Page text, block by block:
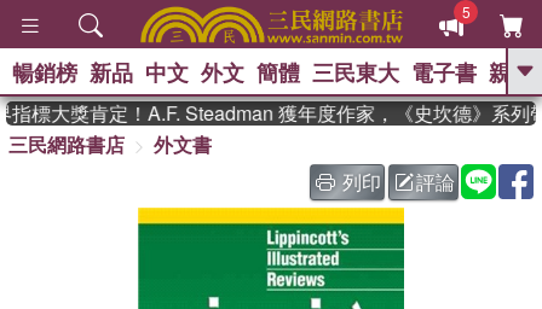
5
GO
、 如果歷史是一群喵 、 暑期
國際布克獎 臺灣漫遊錄 、 方
念華 、 台灣的李登輝時代
孩：黎曼猜想 、 偉大的迷走神經
暢銷榜 新品 中文 外文 簡體 三民東大 電子書 親子
標大獎肯定！A.F. Steadman 獲年度作家，《史坎德》系列帶
三民網路書店
外文書
列印
評論